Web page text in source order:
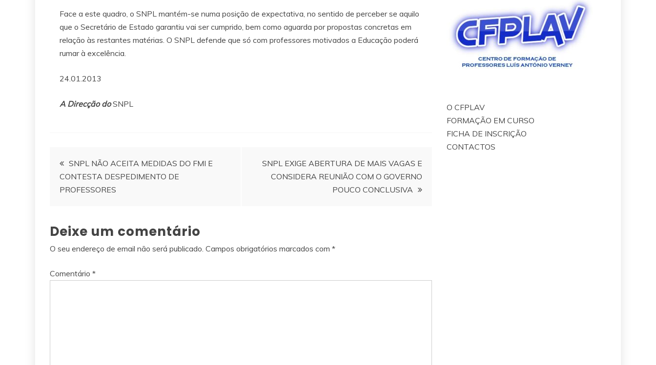
Face a este quadro, o SNPL mantém-se numa posição de expectativa, no sentido de perceber se aquilo
que o Secretário de Estado garantiu vai ser cumprido, bem como aguarda por propostas concretas em
relação às restantes matérias. O SNPL defende que só com professores motivados a Educação poderá
rumar à excelência.
24.01.2013
A Direcção doSNPL
Navegação
de
SNPL NÃO ACEITA MEDIDAS DO FMI E
CONTESTA DESPEDIMENTO DE
PROFESSORES
SNPL EXIGE ABERTURA DE MAIS VAGAS E
CONSIDERA REUNIÃO COM O GOVERNO
POUCO CONCLUSIVA
Deixe um comentário
O seu endereço de email não será publicado. Campos obrigatórios marcados com *
Comentário *
O CFPLAV
FORMAÇÃO EM CURSO
FICHA DE INSCRIÇÃO
CONTACTOS